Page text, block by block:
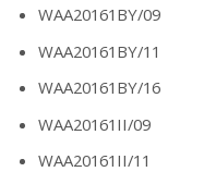
WAA20161BY/09
WAA20161BY/11
WAA20161BY/16
WAA20161II/09
WAA20161II/11